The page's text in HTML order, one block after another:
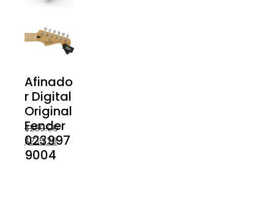
Afinado
r Digital
Original
Fender
023997
9004
$280.00
$235.20